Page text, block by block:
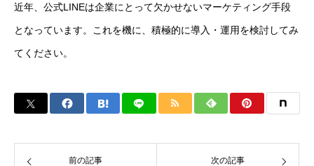
近年、公式LINEは企業にとって欠かせないマーケティング手段
となっています。これを機に、積極的に導入・運用を検討してみ
てください。
前の記事 次の記事